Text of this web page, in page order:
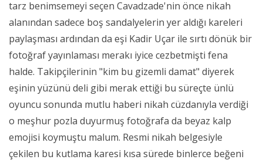
tarz benimsemeyi seçen Cavadzade'nin önce nikah
alanından sadece boş sandalyelerin yer aldığı kareleri
paylaşması ardından da eşi Kadir Uçar ile sırtı dönük bir
fotoğraf yayınlaması merakı iyice cezbetmişti fena
halde. Takipçilerinin "kim bu gizemli damat" diyerek
eşinin yüzünü deli gibi merak ettiği bu süreçte ünlü
oyuncu sonunda mutlu haberi nikah cüzdanıyla verdiği
o meşhur pozla duyurmuş fotoğrafa da beyaz kalp
emojisi koymuştu malum. Resmi nikah belgesiyle
çekilen bu kutlama karesi kısa sürede binlerce beğeni